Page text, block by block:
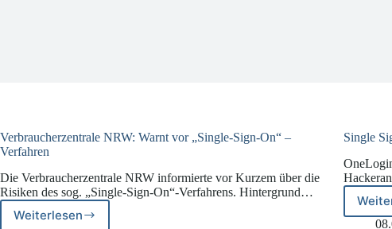
Verbraucherzentrale NRW: Warnt vor „Single-Sign-On“ –
Verfahren
Die Verbraucherzentrale NRW informierte vor Kurzem über die
Risiken des sog. „Single-Sign-On“-Verfahrens. Hintergrund…
WeiterlesenVerbraucherzentrale
Single